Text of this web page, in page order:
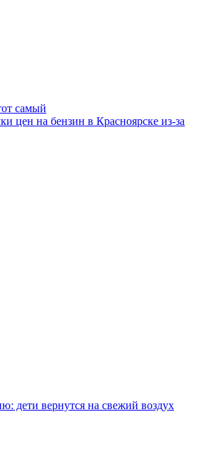
самый
цен на бензин в Красноярске из-за
дети вернутся на свежий воздух